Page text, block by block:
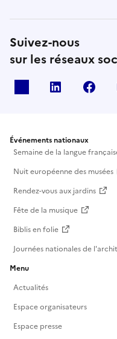
Suivez-nous
sur les réseaux
Linkedin
Événements nationaux
Semaine de la langue
Nuit européenne des musées
Rendez-vous aux jardins
Fête de la musique
Biblis en folie
Journées nationales de
Menu
Actualités
Espace organisateurs
Espace presse